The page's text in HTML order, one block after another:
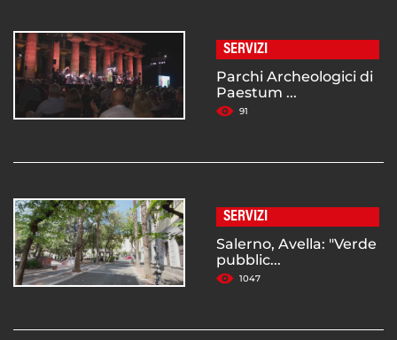
SERVIZI
Parchi Archeologici di
Paestum ...
91
SERVIZI
Salerno, Avella: "Verde
pubblic...
1047